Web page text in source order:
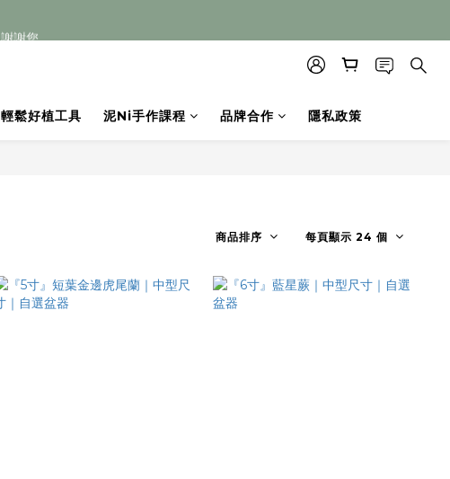
輕鬆好植工具 泥Ni手作課程 品牌合作 隱私政策
商品排序 每頁顯示 24 個